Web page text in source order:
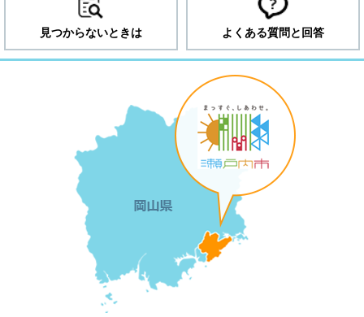
見つからないときは よくある質問と回答